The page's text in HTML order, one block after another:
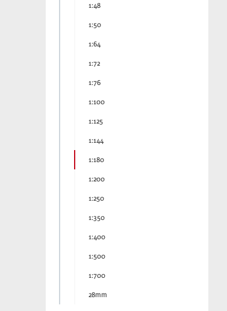
1:48
1:50
1:64
1:72
1:76
1:100
1:125
1:144
1:180
1:200
1:250
1:350
1:400
1:500
1:700
28mm